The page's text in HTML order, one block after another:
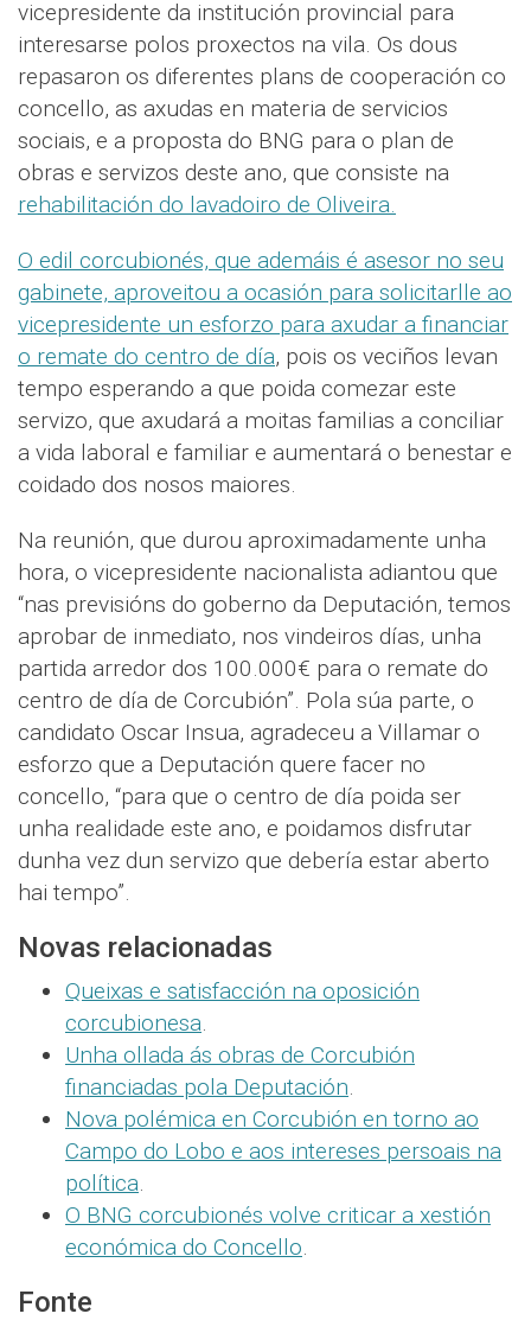
vicepresidente da institución provincial para
interesarse polos proxectos na vila. Os dous
repasaron os diferentes plans de cooperación co
concello, as axudas en materia de servicios
sociais, e a proposta do BNG para o plan de
obras e servizos deste ano, que consiste na
rehabilitación do lavadoiro de Oliveira.
O edil corcubionés, que ademáis é asesor no seu
gabinete, aproveitou a ocasión para solicitarlle ao
vicepresidente un esforzo para axudar a financiar
o remate do centro de día, pois os veciños levan
tempo esperando a que poida comezar este
servizo, que axudará a moitas familias a conciliar
a vida laboral e familiar e aumentará o benestar e
coidado dos nosos maiores.
Na reunión, que durou aproximadamente unha
hora, o vicepresidente nacionalista adiantou que
“nas previsións do goberno da Deputación, temos
aprobar de inmediato, nos vindeiros días, unha
partida arredor dos 100.000€ para o remate do
centro de día de Corcubión”. Pola súa parte, o
candidato Oscar Insua, agradeceu a Villamar o
esforzo que a Deputación quere facer no
concello, “para que o centro de día poida ser
unha realidade este ano, e poidamos disfrutar
dunha vez dun servizo que debería estar aberto
hai tempo”.
Novas relacionadas
Queixas e satisfacción na oposición
corcubionesa
Unha ollada ás obras de Corcubión
financiadas pola Deputación
Nova polémica en Corcubión en torno ao
Campo do Lobo e aos intereses persoais na
política
O BNG corcubionés volve criticar a xestión
económica do Concello
Fonte